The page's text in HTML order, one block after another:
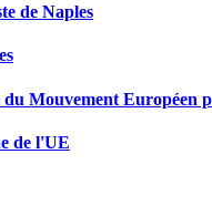
de Naples
du Mouvement Européen
de l'UE